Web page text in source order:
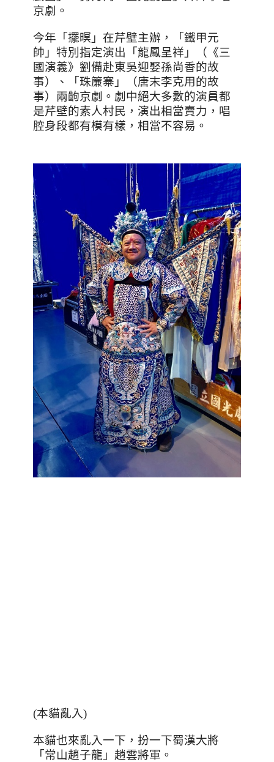
京劇。
今年「擺暝」在芹壁主辦，「鐵甲元
帥」特別指定演出「龍鳳呈祥」（《三
國演義》劉備赴東吳迎娶孫尚香的故
事）、「珠簾寨」（唐末李克用的故
事）兩齣京劇。劇中絕大多數的演員都
是芹壁的素人村民，演出相當賣力，唱
腔身段都有模有樣，相當不容易。
(本貓亂入)
本貓也來亂入一下，扮一下蜀漢大將
「常山趙子龍」趙雲將軍。